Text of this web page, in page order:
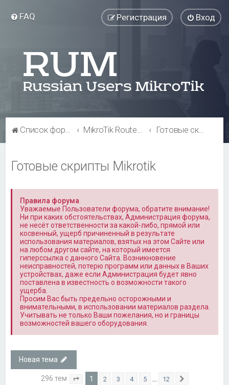
FAQ Вход
Регистрация
Список форумов MikroTik RouterOS Готовые скрипты Mikrotik
Готовые скрипты Mikrotik
Правила форума
Уважаемые Пользователи форума, обратите внимание!
Ни при каких обстоятельствах, Администрация форума,
не несёт ответственности за какой-либо, прямой или
косвенный, ущерб причиненный в результате
использования материалов, взятых на этом Сайте или
на любом другом сайте, на который имеется
гиперссылка с данного Сайта. Возникновение
неисправностей, потерю программ или данных в Ваших
устройствах, даже если Администрация будет явно
поставлена в известность о возможности такого
ущерба.
Просим Вас быть предельно осторожными и
внимательными, в использовании материалов раздела.
Учитывать не только Ваши пожелания, но и границы
возможностей вашего оборудования.
Новая тема
296 тем Страница из 12
1 2 3 4 5 12